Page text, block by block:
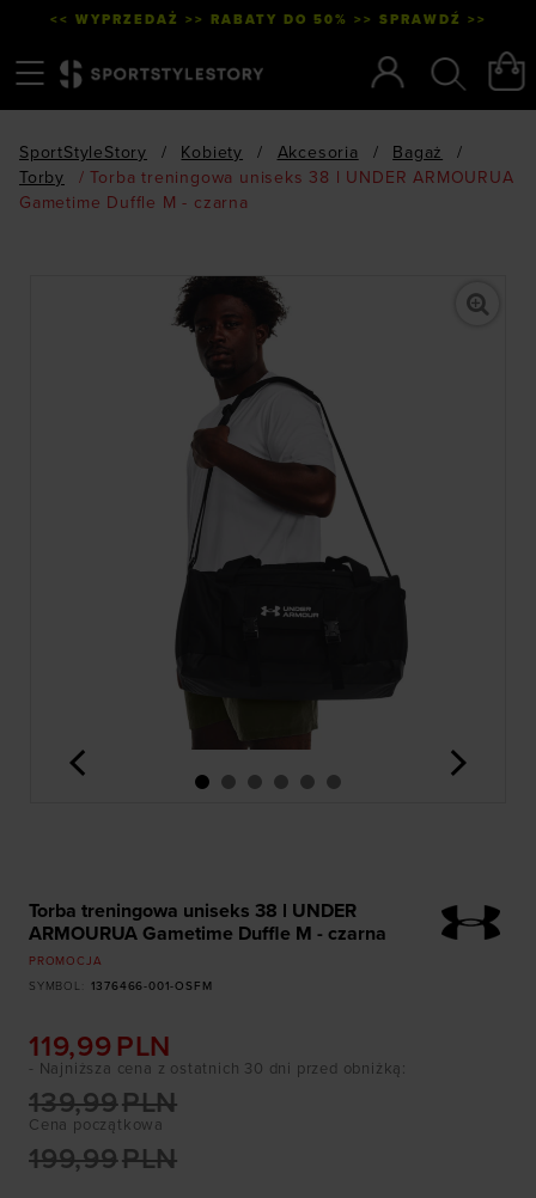
<< WYPRZEDAŻ >> RABATY DO 50% >> SPRAWDŹ >>
SportStyleStory / Kobiety / Akcesoria / Bagaż
/
Torby
/ Torba treningowa uniseks 38 l UNDER ARMOURUA
Gametime Duffle M - czarna
<
Torba treningowa uniseks 38 l UNDER
ARMOURUA Gametime Duffle M - czarna
PROMOCJA
SYMBOL
1376466-001-OSFM
119,99 PLN
Cena początkowa
199,99PLN
139,99PLN
- Najniższa cena z ostatnich 30 dni przed obniżką: